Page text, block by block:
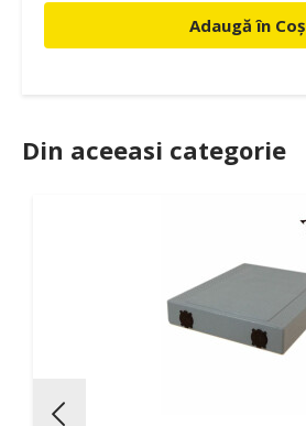
Adaugă în Coș
Din aceeasi categorie